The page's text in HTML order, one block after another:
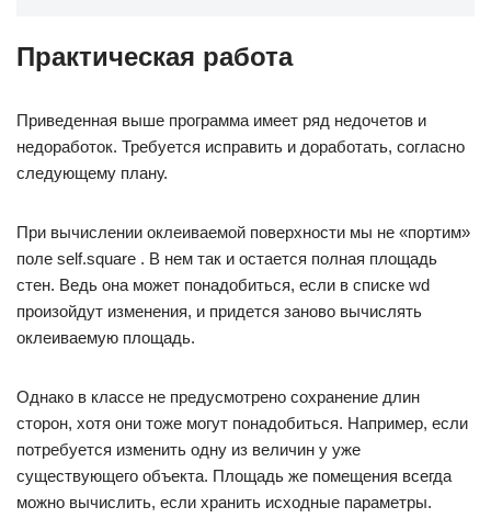
Практическая работа
Приведенная выше программа имеет ряд недочетов и
недоработок. Требуется исправить и доработать, согласно
следующему плану.
При вычислении оклеиваемой поверхности мы не «портим»
поле self.square . В нем так и остается полная площадь
стен. Ведь она может понадобиться, если в списке wd
произойдут изменения, и придется заново вычислять
оклеиваемую площадь.
Однако в классе не предусмотрено сохранение длин
сторон, хотя они тоже могут понадобиться. Например, если
потребуется изменить одну из величин у уже
существующего объекта. Площадь же помещения всегда
можно вычислить, если хранить исходные параметры.